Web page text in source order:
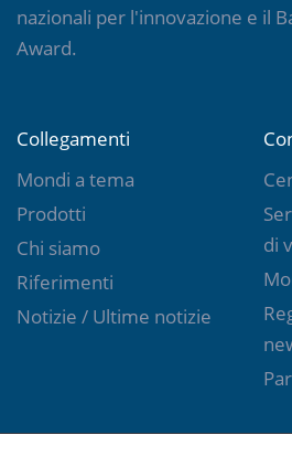
nazionali per l'innovazione e il
Award.
Collegamenti
Mondi a tema
Prodotti
Chi siamo
Riferimenti
Notizie / Ultime notizie
di